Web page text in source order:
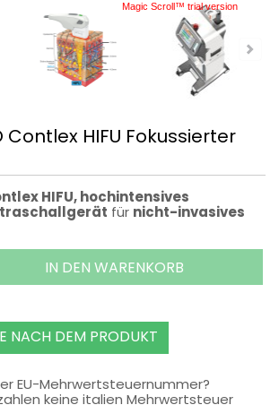
Magic Scroll™ trial version
Contlex HIFU Fokussierter
HIFU, hochintensives
für nicht-invasives
IN DEN WARENKORB
NACH DEM PRODUKT
EU-Mehrwertsteuernummer?
keine italien Mehrwertsteuer